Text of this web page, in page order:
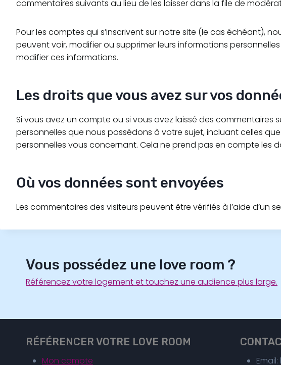
commentaires suivants au lieu de les laisser dans la file de
Pour les comptes qui s’inscrivent sur notre site (le cas échéant),
peuvent voir, modifier ou supprimer leurs informations
modifier ces informations.
Les droits que vous avez sur vos
Si vous avez un compte ou si vous avez laissé des
personnelles que nous possédons à votre sujet, incluant celles
personnelles vous concernant. Cela ne prend pas en compte les
Où vos données sont envoyées
Les commentaires des visiteurs peuvent être vérifiés à l’aide
Vous possédez une love room ?
Référencez votre logement et touchez une audience plus large.
RÉFÉRENCER VOTRE LOVE ROOM
Mon compte